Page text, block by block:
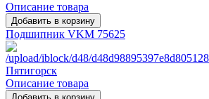
Описание товара
Подшипник VKM 75625
Описание товара